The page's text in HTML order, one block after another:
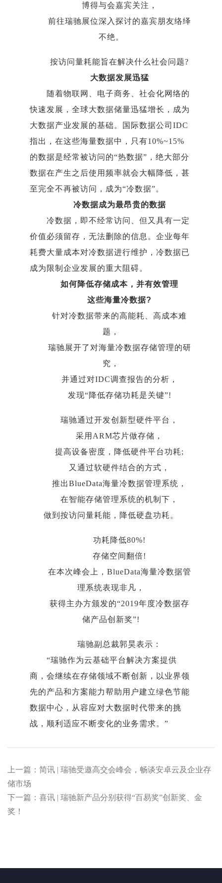
博得与会嘉宾关注，
前往瑞驰展位深入探讨的嘉宾朋友络绎
不绝。
按访问量耗能旨在解决什么社会问题?
大数据发展迅猛
随着物联网、电子商务、社会化网络的
快速发展，全球大数据储量迅猛增长，成为
大数据产业发展的基础。国际数据公司IDC
指出，在这些海量数据中，只有10%~15%
的数据是经常被访问的“热数据”，绝大部分
数据在产生之后使用频率就会大幅降低，甚
至完全不再被访问，成为“冷数据”。
冷数据成为最昂贵的数据
冷数据，即不经常访问、但又具有一定
价值必须留存，无法删除的信息。企业每年
耗费大量成本对冷数据进行维护，冷数据已
成为限制企业发展的重大阻碍。
如何降低存储成本，并有效管理
这些海量冷数据?
针对冷数据带来的高能耗、高成本难
题，
瑞驰展开了对海量冷数据存储管理的研
究，
并通过对IDC调查报告的分析，
发现“降低存储功耗是关键”!
瑞驰通过开发创新型硬件平台，
采用ARM芯片做存储，
提高设备密度，降低硬件平台功耗;
又通过软硬件结合的方式，
推出BlueData海量冷数据管理系统，
在智能存储管理系统的机制下，
做到按访问量耗能，降低硬盘功耗。
功耗降低80%!
存储空间翻倍!
在本次峰会上，BlueData海量冷数据管
理系统表现非凡，
获得主办方颁发的“2019年度冷数据存
储产品创新奖”!
瑞驰副总裁郭昊表示：
“瑞驰作为云基础平台解决方案提供
商，会继续在存储领域不断创新，以业界领
先的产品和方案能力帮助用户建立绿色节能
数据中心，从容应对大数据时代带来的挑
战，顺利适应不断变化的业务需求。”
上一篇：简讯 | 瑞驰受邀高交会峰会，畅谈安卓云及企业存
储市场
下一篇：喜讯 | 瑞驰新产品分别获得“百易奖”创新奖、金
奖！